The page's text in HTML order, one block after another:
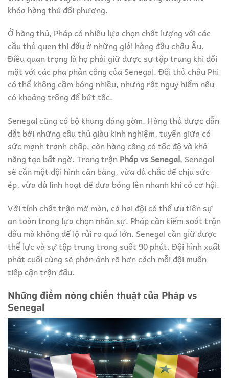
khóa hàng thủ đối phương.
Ở hàng thủ, Pháp có nhiều lựa chọn chất lượng với các
cầu thủ quen thi đấu ở những giải hàng đầu châu Âu.
Điều quan trọng là họ phải giữ được sự tập trung khi đối
mặt với các pha phản công của Senegal. Đối thủ châu Phi
có thể không cầm bóng nhiều, nhưng rất nguy hiểm nếu
có khoảng trống để bứt tốc.
Senegal cũng có bộ khung đáng gờm. Hàng thủ được dẫn
dắt bởi những cầu thủ giàu kinh nghiệm, tuyến giữa có
sức mạnh tranh chấp, còn hàng công có tốc độ và khả
năng tạo bất ngờ. Trong trậnPháp vs Senegal, Senegal
sẽ cần một đội hình cân bằng, vừa đủ chắc để chịu sức
ép, vừa đủ linh hoạt để đưa bóng lên nhanh khi có cơ hội.
Với tính chất trận mở màn, cả hai đội có thể ưu tiên sự
an toàn trong lựa chọn nhân sự. Pháp cần kiểm soát trận
đấu mà không để lộ rủi ro quá lớn. Senegal cần giữ được
thể lực và sự tập trung trong suốt 90 phút. Đội hình xuất
phát cuối cùng sẽ phản ánh rõ hơn cách mỗi đội muốn
tiếp cận trận đấu.
Những điểm nóng chiến thuật của Pháp vs
Senegal